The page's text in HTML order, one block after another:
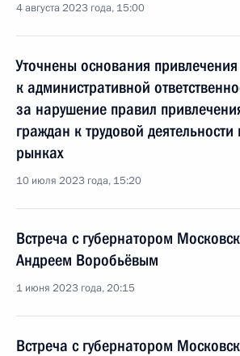
4 августа 2023 года, 15:00
Уточнены основания привлечения
к административной
за нарушение правил
граждан к трудовой
рынках
10 июля 2023 года, 15:20
Встреча с губернатором
Андреем Воробьёвым
1 июня 2023 года, 20:15
Встреча с губернатором